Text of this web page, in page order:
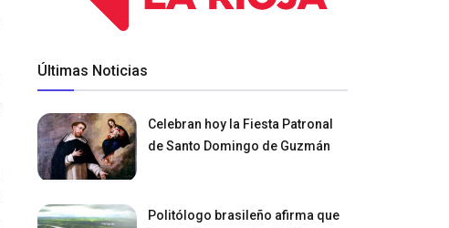
Últimas Noticias
Celebran hoy la Fiesta Patronal
de Santo Domingo de Guzmán
Politólogo brasileño afirma que